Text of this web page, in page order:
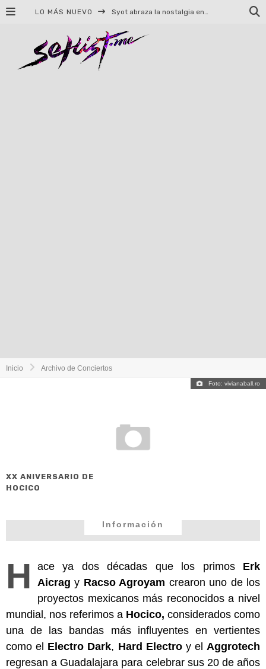
LO MÁS NUEVO
Helloween celebrará 40 años de historia con conciertos en Ciudad de México y Guadalajara
Inicio Archivo de Conciertos
Foto: vivianaball.ro
XX ANIVERSARIO DE
HOCICO
Información
H ace ya dos décadas que los primos Erk
Aicrag y Racso Agroyam crearon uno de los
proyectos mexicanos más reconocidos a nivel
mundial, nos referimos a Hocico, considerados como
una de las bandas más influyentes en vertientes
como el Electro Dark, Hard Electroy el Aggrotech
regresan a Guadalajara para celebrar sus 20 de años